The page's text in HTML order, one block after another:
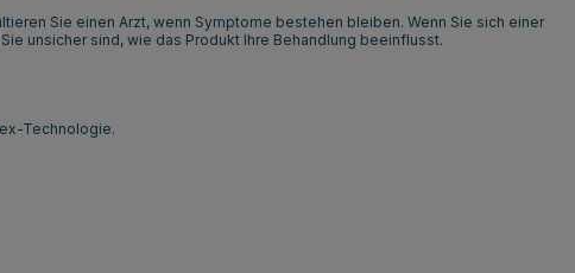
Sie einen Arzt, wenn Symptome bestehen bleiben. Wenn Sie sich einer
unsicher sind, wie das Produkt Ihre Behandlung beeinflusst.
Technologie.